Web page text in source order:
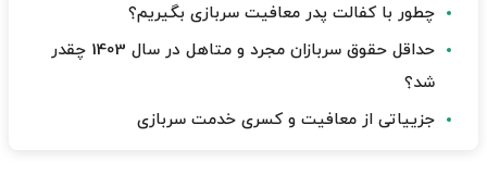
چطور با کفالت پدر معافیت سربازی بگیریم؟
حداقل حقوق سربازان مجرد و متاهل در سال 1403 چقدر
شد؟
جزییاتی از معافیت و کسری خدمت سربازی